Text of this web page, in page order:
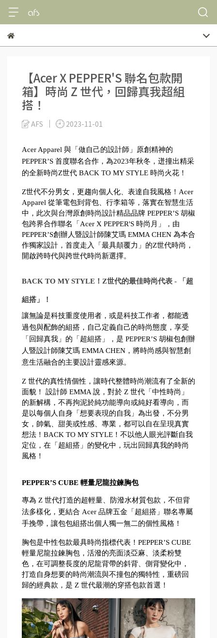
【Acer X PEPPER'S 聯名包款開
箱】時尚 Z 世代，回歸真我超組
搭！
AFS 2023-11-01
Acer Apparel 與「做自己的設計師」原創精神的
PEPPER’S 首度聯名合作，為2023年秋冬，迸撞出精采
的全新時尚Z世代 BACK TO MY STYLE 時尚火花！
Z世代不分男女，更趨向個人化、表達自我風格！Acer
Apparel 從筆電包到背包、行李箱等，落實在智慧生活
中，此次與台灣原創時尚設計精品品牌 PEPPER’S 胡椒
包跨界合作聯名「Acer X PEPPER'S 時尚月」，由
PEPPER’S創辦人暨設計師陳艾瑪 EMMA CHEN 為本合
作獨家設計，首度走入「最具顛覆力」的Z世代時尚，
開啟跨時代與跨世代時尚新選擇。
BACK TO MY STYLE！Z世代的最佳時尚代表 - 「超
組搭」！
讓無論是科技重度使用者，或是科技工作者，都能透
過包與配飾的組搭，自己定義自己的時尚態度，享受
「回歸真我」的「超組搭」，是 PEPPER’S 胡椒包創辦
人暨設計師陳艾瑪 EMMA CHEN，將時尚感與智慧創
意生活融合的主要設計靈感來源。
Z 世代的真性情個性，讓時代整體時尚潮流有了全新的
面貌！ 設計師 EMMA 說，對於 Z 世代「中性時尚」
的新解構，不再拘泥於純功能導向或純好看導向，而
是以每個人自身「想要表現的自我」為出發，不分男
女，帥氣、甜美或性感、專業，都可以自在呈現真實
想法！BACK TO MY STYLE！不以他人眼光評斷自我
定位，在「超組搭」的變化中，玩出回歸真我的時尚
風格！
PEPPER’S CUBE 輕量尼龍拉鍊胸包
專為 Z 世代打造的超輕量、防潑水材質包款，不但背
法多樣化，更結合 Acer 品牌五金「超組搭」聯名專屬
手挽帶，讓包包組搭出個人獨一無二的個性風格！
胸包是中性包款最具時尚指標代表！PEPPER’S CUBE
輕量尼龍拉鍊胸包，活潑的亮面淡亞麻、淡柔粉雙
色，在可調整長度的尼龍背帶的斜背、側背變化中，
打造自身想要的時尚潮流與不撞包的獨特性，重磅回
歸的經典款，是 Z 世代最潮的穿搭包款首選！